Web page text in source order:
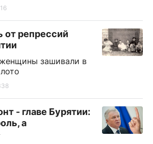
от репрессий
зашивали в
- главе Бурятии:
а